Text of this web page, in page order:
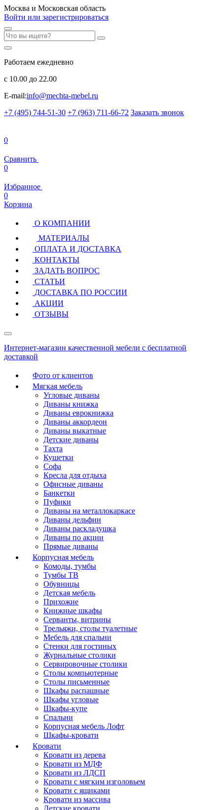
Москва и Московская область
Войти или зарегистрироваться
Работаем ежедневно
с 10.00 до 22.00
E-mail:info@mechta-mebel.ru
+7 (495) 744-51-30 +7 (963) 711-66-72 Заказать звонок
0
Сравнить
0
Избранное
0
Корзина
О КОМПАНИИ
МАТЕРИАЛЫ
ОПЛАТА И ДОСТАВКА
КОНТАКТЫ
ЗАДАТЬ ВОПРОС
СТАТЬИ
ДОСТАВКА ПО РОССИИ
АКЦИИ
ОТЗЫВЫ
Интернет-магазин качественной мебели с бесплатной
доставкой
Фото от клиентов
Мягкая мебель
Угловые диваны
Диваны книжка
Диваны еврокнижка
Диваны аккордеон
Диваны выкатные
Детские диваны
Тахта
Кушетки
Софа
Кресла для отдыха
Офисные диваны
Банкетки
Пуфики
Диваны на металлокаркасе
Диваны дельфин
Диваны раскладушка
Диваны по акции
Прямые диваны
Корпусная мебель
Комоды, тумбы
Тумбы ТВ
Обувницы
Детская мебель
Прихожие
Книжные шкафы
Серванты, витрины
Трельяжи, столы туалетные
Мебель для спальни
Стенки для гостиных
Журнальные столики
Сервировочные столики
Столы компьютерные
Столы письменные
Шкафы распашные
Шкафы угловые
Шкафы-купе
Спальни
Корпусная мебель Лофт
Шкафы-кровати
Кровати
Кровати из дерева
Кровати из МДФ
Кровати из ЛДСП
Кровати с мягким изголовьем
Кровати с ящиками
Кровати из массива
Детские кровати